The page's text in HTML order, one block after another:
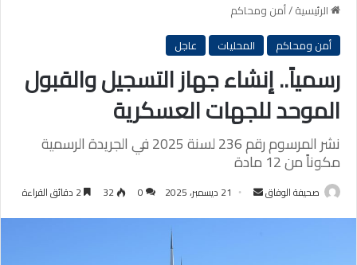
الرئيسية/أمن ومحاكم
أمن ومحاكم
المحليات عاجل
رسمياً.. إنشاء جهاز التسجيل والقبول
الموحد للجهات العسكرية
نشر المرسوم رقم 236 لسنة 2025 في الجريدة الرسمية
مكوناً من 12 مادة
صحيفة الوفاق
أرسل 21 ديسمبر، 2025 0
32